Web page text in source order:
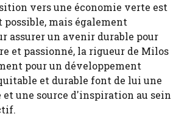
vers une économie verte est
possible, mais également
assurer un avenir durable pour
et passionné, la rigueur de Milos
pour un développement
et durable font de lui une
et une source d'inspiration au sein